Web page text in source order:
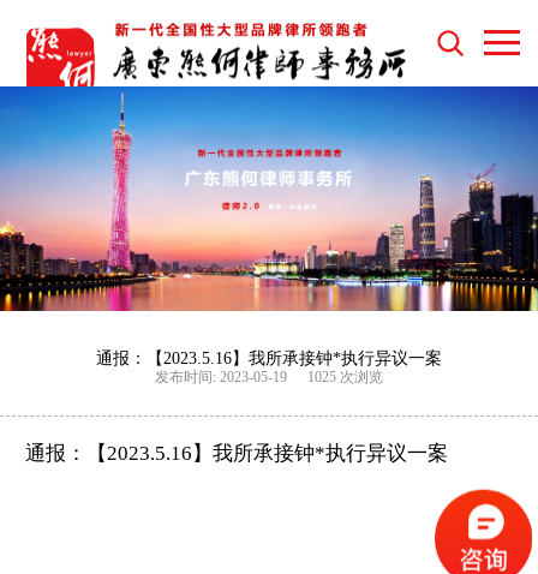
通报：【2023.5.16】我所承接钟*执行异议一案
发布时间: 2023-05-19 1025 次浏览
通报：【2023.5.16】我所承接钟*执行异议一案